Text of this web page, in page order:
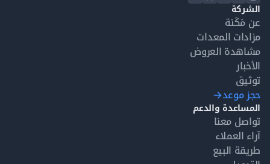
مكنة مقارنة المعدات المتوفرة والاطلاع على
الشركة
عن مَكَنة
مزادات المعدات
مشاهدة العروض
الأخبار
توثيق
حجز موعد
المساعدة والدعم
تواصل معنا
آراء العملاء
طريقة البيع